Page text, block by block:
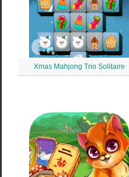
Xmas Mahjong Trio Solitaire